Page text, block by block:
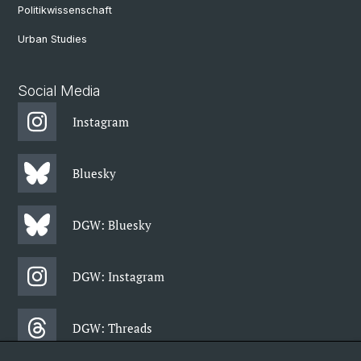
Politikwissenschaft
Urban Studies
Social Media
Instagram
Bluesky
DGW: Bluesky
DGW: Instagram
DGW: Threads